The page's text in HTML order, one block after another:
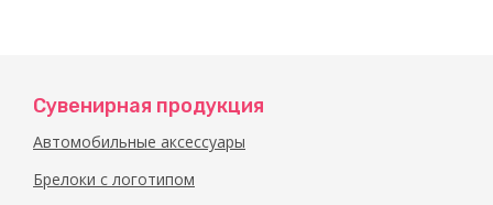
Сувенирная продукция
Автомобильные аксессуары
Брелоки с логотипом